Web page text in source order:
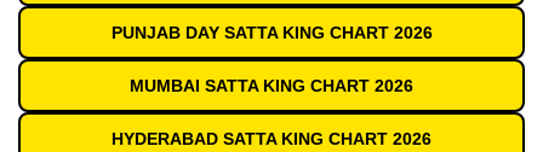
PUNJAB DAY SATTA KING CHART 2026
MUMBAI SATTA KING CHART 2026
HYDERABAD SATTA KING CHART 2026